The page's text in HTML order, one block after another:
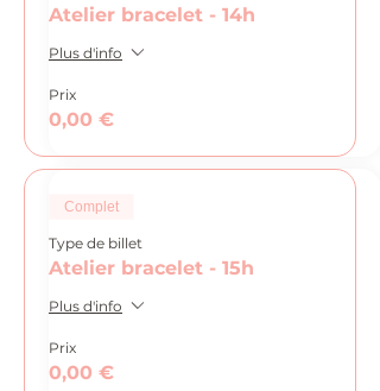
Atelier bracelet - 14h
Plus d'info
Prix
0,00 €
Complet
Type de billet
Atelier bracelet - 15h
Plus d'info
Prix
0,00 €